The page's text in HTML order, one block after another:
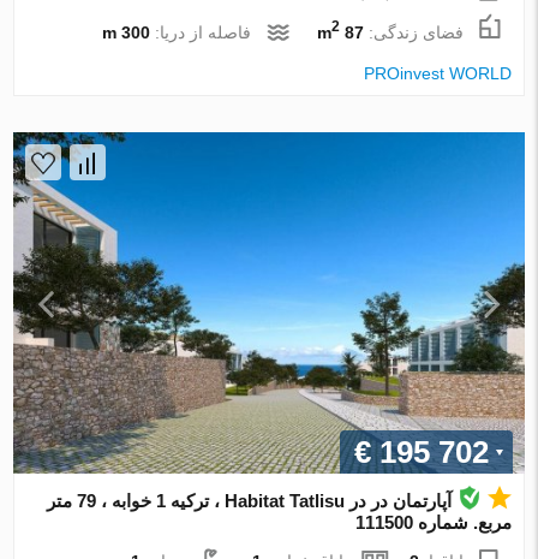
فضای زندگی:87 m
2 فاصله از دریا:300 m
PROinvest WORLD
€ 195 702
آپارتمان در در Habitat Tatlisu ، ترکیه 1 خوابه ، 79 متر
مربع. شماره 111500